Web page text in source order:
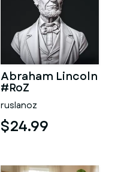
Abraham Lincoln
#RoZ
ruslanoz
$24.99